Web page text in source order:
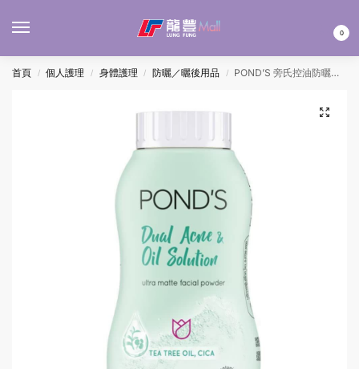
0
首頁 / 個人護理 / 身體護理 / 防曬／曬後用品 / POND’S 旁氏控油防曬粉(清涼 – 粉藍) 50G